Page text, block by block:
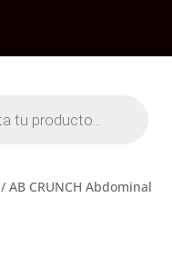
/ AB CRUNCH Abdominal